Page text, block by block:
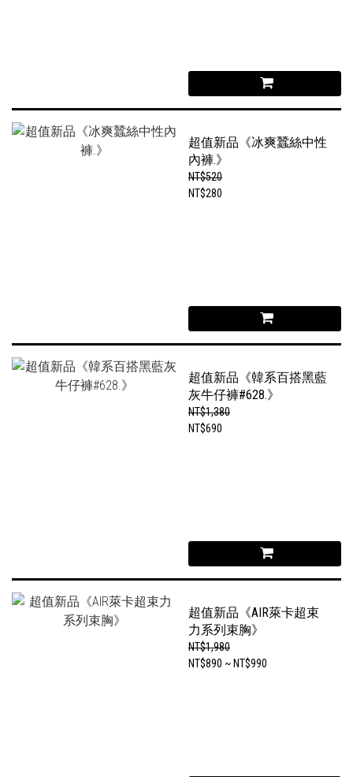
超值新品《冰爽蠶絲中性
內褲.》
NT$520
NT$280
超值新品《韓系百搭黑藍
灰牛仔褲#628.》
NT$1,380
NT$690
超值新品《AIR萊卡超束
力系列束胸》
NT$1,980
NT$890 ~ NT$990